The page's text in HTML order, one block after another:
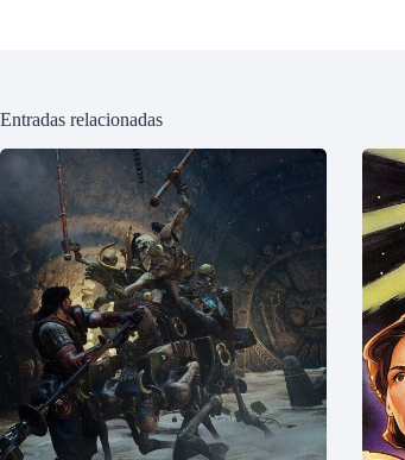
Entradas relacionadas